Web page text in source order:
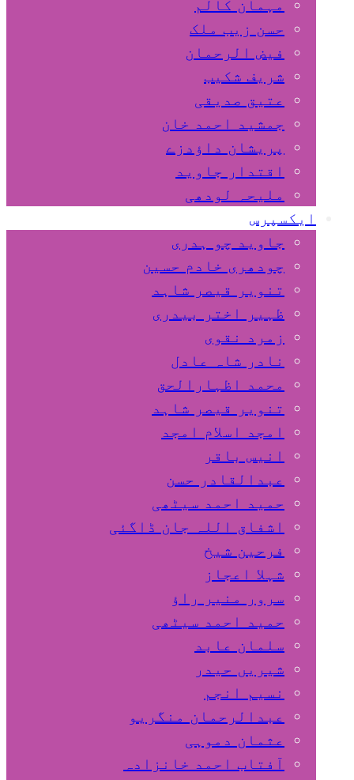
مہمان کالم
حسن زیب ملک
فیض الرحمان
شریف شکیب
عتیق صدیقی
جمشید احمد خان
پریشان داﺅدزے
اقتدار جاوید
ملیحہ لودھی
ایکسپرس
جاوید چو ہدری
چودھری خادم حسین
تنویر قیصر شاہد
ظہیر اختر بیدری
زمرد نقوی
نادر شاہ عادل
محمد اظہارالحق
تنویر قیصر شاہد
امجد اسلام امجد
انیس باقر
عبدالقادر حسن
حمید احمد سیٹھی
اشفاق اللہ جان ڈاگئی
فرحین شیخ
شہلا اعجاز
سرور منیر راؤ
حمید احمد سیٹھی
سلمان عابد
شیریں حیدر
نسیم انجم
عبدالرحمان منگریو
عثمان دموہی
آفتاب احمد خانزادہ